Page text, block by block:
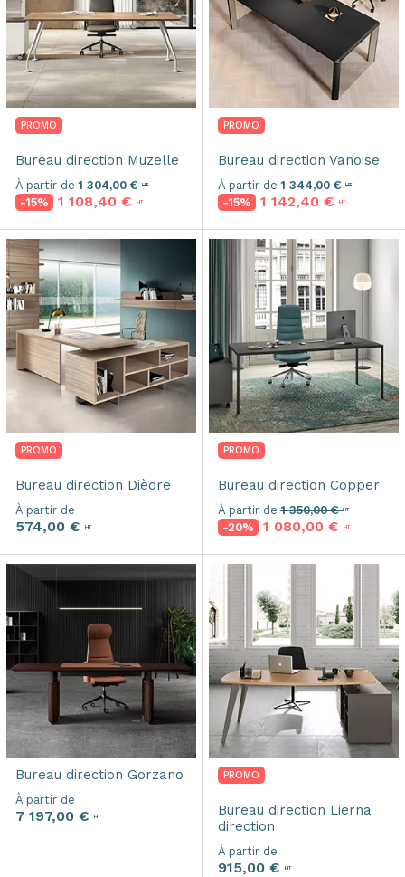
PROMO
Bureau direction Muzelle
À partir de 1 304,00 €HT
-15% 1 108,40 € HT
PROMO
Bureau direction Vanoise
À partir de 1 344,00 €HT
-15% 1 142,40 € HT
PROMO
Bureau direction Dièdre
À partir de
574,00 € HT
PROMO
Bureau direction Copper
À partir de 1 350,00 €HT
-20% 1 080,00 € HT
Bureau direction Gorzano
À partir de
7 197,00 € HT
PROMO
Bureau direction Lierna
direction
À partir de
915,00 € HT